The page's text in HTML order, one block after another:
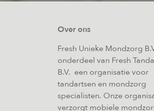
Over ons
Fresh Unieke Mondzorg
onderdeel van Fresh
B.V. een organisatie voor
tandartsen en mondzorg
specialisten. Onze
verzorgt mobiele